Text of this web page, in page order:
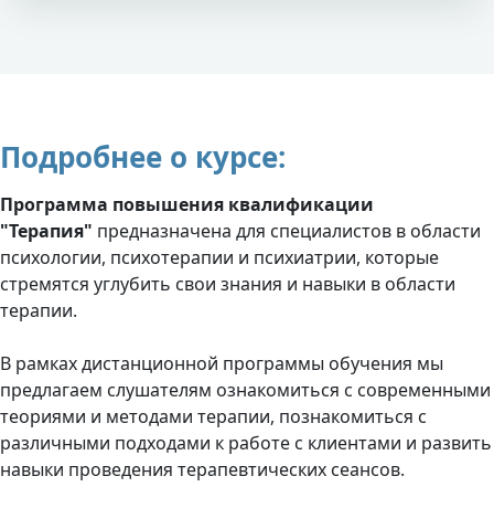
Подробнее о курсе:
Программа повышения квалификации
"Терапия" предназначена для специалистов в области
психологии, психотерапии и психиатрии, которые
стремятся углубить свои знания и навыки в области
терапии.
В рамках дистанционной программы обучения мы
предлагаем слушателям ознакомиться с современными
теориями и методами терапии, познакомиться с
различными подходами к работе с клиентами и развить
навыки проведения терапевтических сеансов.